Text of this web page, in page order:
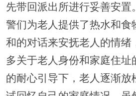
先带回派出所进行妥善安置
警们为老人提供了热水和食
和的对话来安抚老人的情绪
多关于老人身份和家庭住址
的耐心引导下，老人逐渐放